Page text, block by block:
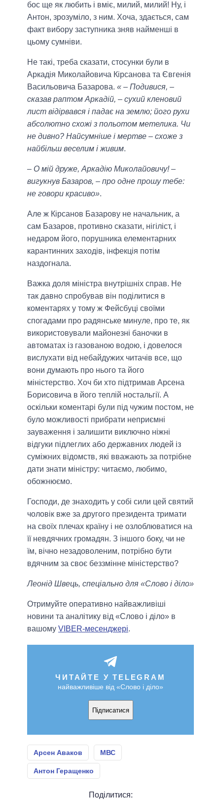
бос ще як любить і вміє, милий, милий! Ну, і
Антон, зрозуміло, з ним. Хоча, здається, сам
факт вибору заступника зняв найменші в
цьому сумніви.
Не такі, треба сказати, стосунки були в
Аркадія Миколайовича Кірсанова та Євгенія
Васильовича Базарова. « – Подивися, –
сказав раптом Аркадій, – сухий кленовий
лист відірвався і падає на землю; його рухи
абсолютно схожі з польотом метелика. Чи
не дивно? Найсумніше і мертве – схоже з
найбільш веселим і живим.
– О мій друже, Аркадію Миколайовичу! –
вигукнув Базаров, – про одне прошу тебе:
не говори красиво».
Але ж Кірсанов Базарову не начальник, а
сам Базаров, противно сказати, нігіліст, і
недаром його, порушника елементарних
карантинних заходів, інфекція потім
наздогнала.
Важка доля міністра внутрішніх справ. Не
так давно спробував він поділитися в
коментарях у тому ж Фейсбуці своїми
спогадами про радянське минуле, про те, як
використовували майонезні баночки в
автоматах із газованою водою, і довелося
вислухати від небайдужих читачів все, що
вони думають про нього та його
міністерство. Хоч би хто підтримав Арсена
Борисовича в його теплій ностальгії. А
оскільки коментарі були під чужим постом, не
було можливості прибрати неприємні
зауваження і залишити виключно ніжні
відгуки підлеглих або державних людей із
суміжних відомств, які вважають за потрібне
дати знати міністру: читаємо, любимо,
обожнюємо.
Господи, де знаходить у собі сили цей святий
чоловік вже за другого президента тримати
на своїх плечах країну і не озлоблюватися на
її невдячних громадян. З іншого боку, чи не
їм, вічно незадоволеним, потрібно бути
вдячним за своє беззмінне міністерство?
Леонід Швець, спеціально для «Слово і діло»
Отримуйте оперативно найважливіші
новини та аналітику від «Слово і діло» в
вашому VIBER-месенджері.
ЧИТАЙТЕ У TELEGRAM
найважливіше від «Слово і діло»
Підписатися
Арсен Аваков МВС
Антон Геращенко
Поділитися: